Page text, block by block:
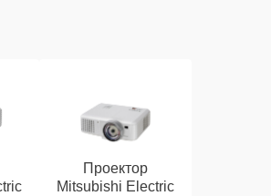
Проектор
Mitsubishi Electric